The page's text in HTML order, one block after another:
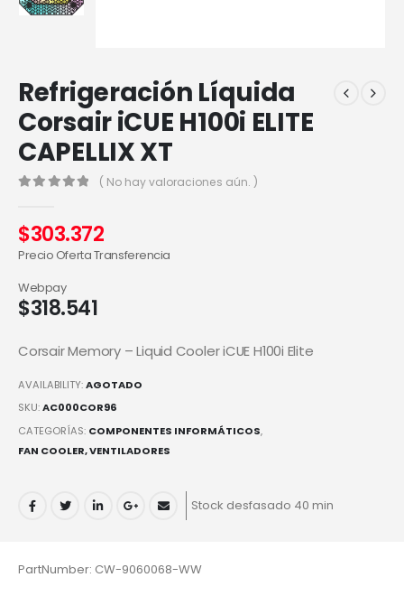
Refrigeración Líquida
Corsair iCUE H100i ELITE
CAPELLIX XT
( No hay valoraciones aún. )
$303.372
Precio Oferta Transferencia
$318.541
Webpay
Corsair Memory – Liquid Cooler iCUE H100i Elite
AVAILABILITY:AGOTADO
SKU:AC000COR96
CATEGORÍAS: COMPONENTES INFORMÁTICOS,
FAN COOLER, VENTILADORES
Stock desfasado 40 min
PartNumber: CW-9060068-WW